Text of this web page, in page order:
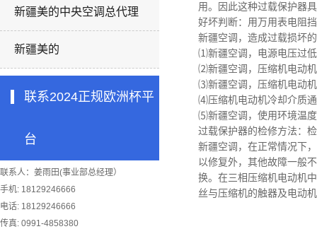
新疆美的中央空调总代理
新疆美的
联系2024正规欧洲杯平
台
联系人：姜雨田(事业部总经理）
手机: 18129246666
电话: 18129246666
传真: 0991-4858380
用。因此这种过载保护器
好坏判断：用万用表电阻
新疆空调， 造成过载损坏
⑴新疆空调， 电源电压过
⑵新疆空调， 压缩机电动
⑶新疆空调， 压缩机电动
⑷压缩机电动机冷却介质
⑸新疆空调， 使用环境温
过载保护器的检修方法：
新疆空调， 在正常情况下
以修复外，其他故障一般
换。在三相压缩机电动机
丝与压缩机的触器及电动